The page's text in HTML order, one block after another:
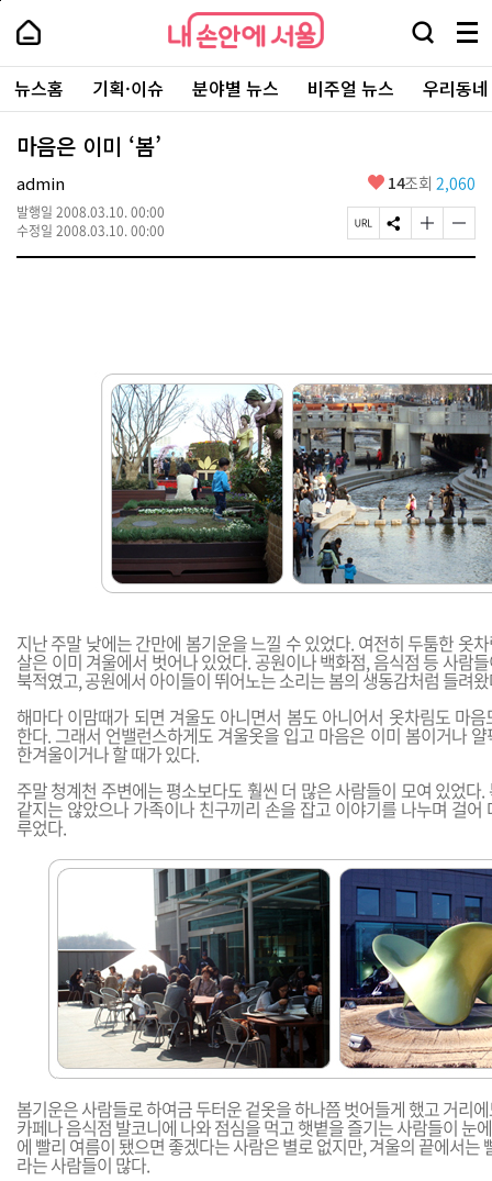
본
로
가
내
손
안
에
서
울
-
서
울
시
대
표
소
내
손
에
울
검
창
열
기
메
뉴
전
체
보
주
요
서
뉴스홈 기획·이슈 분야별 뉴스 비주얼 뉴스 우리동
마음은 이미 ‘봄’
admin
발행일 2008.03.10. 00:00
수정일 2008.03.10. 00:00
좋
요
14조회 2,060
페
이
S
N
글
자
하
기
글
자
하
기
지난 주말 낮에는 간만에 봄기운을 느낄 수 있었다. 여전히 두툼한 옷
살은 이미 겨울에서 벗어나 있었다. 공원이나 백화점, 음식점 등 사람
북적였고, 공원에서 아이들이 뛰어노는 소리는 봄의 생동감처럼 들려
해마다 이맘때가 되면 겨울도 아니면서 봄도 아니어서 옷차림도 마
한다. 그래서 언밸런스하게도 겨울옷을 입고 마음은 이미 봄이거나
한겨울이거나 할 때가 있다.
주말 청계천 주변에는 평소보다도 훨씬 더 많은 사람들이 모여 있었다
같지는 않았으나 가족이나 친구끼리 손을 잡고 이야기를 나누며 걸어
루었다.
봄기운은 사람들로 하여금 두터운 겉옷을 하나쯤 벗어들게 했고 거리
카페나 음식점 발코니에 나와 점심을 먹고 햇볕을 즐기는 사람들이 눈
에 빨리 여름이 됐으면 좋겠다는 사람은 별로 없지만, 겨울의 끝에서는
라는 사람들이 많다.
페
상
단
로